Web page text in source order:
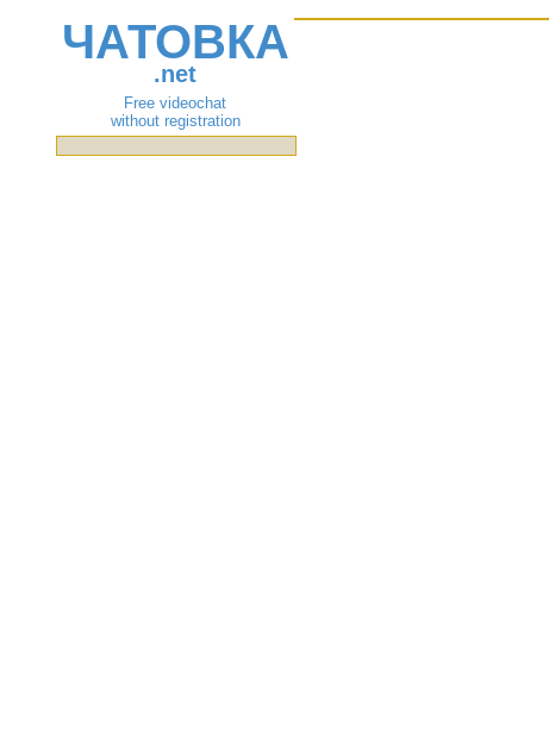
ЧАТОВКА
.net
Free videochat
without registration